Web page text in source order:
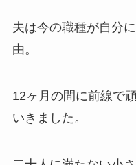
夫は今の職種が自分
由。
12ヶ月の間に前線で
いきました。